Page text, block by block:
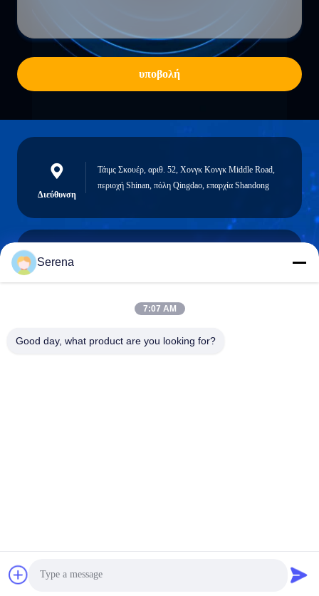
Πάρτε την καλύτερη τιμή
υποβολή
Διεύθυνση
Τάιμς Σκουέρ, αριθ. 52, Χονγκ Κονγκ Middle Road,
περιοχή Shinan, πόλη Qingdao, επαρχία Shandong
Serena
7:07 AM
Good day, what product are you looking for?